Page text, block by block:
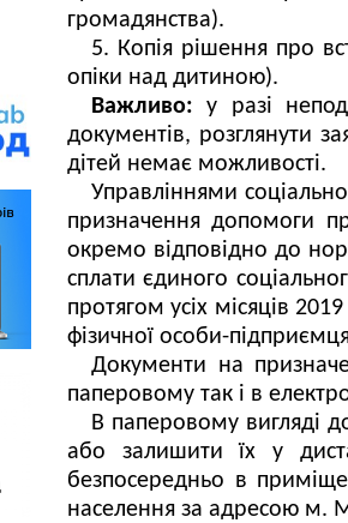
громадянства).
5. Копія рішення про
опіки над дитиною).
Важливо: у разі
документів, розглянути
дітей немає можливості.
Управліннями
призначення допомоги
окремо відповідно до
сплати єдиного
протягом усіх місяців
фізичної особи-
Документи на
паперовому так і в
В паперовому вигляді
або залишити їх у
безпосередньо в
населення за адресою м.